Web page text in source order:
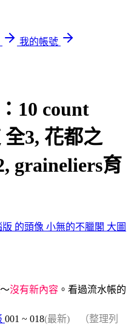
我的帳號
10 count
全3, 花都之
graineliers育
小無的不臘閣 大圖
～沒有新內容 。看過流水帳的
001 ~ 018(最新)
（整理列